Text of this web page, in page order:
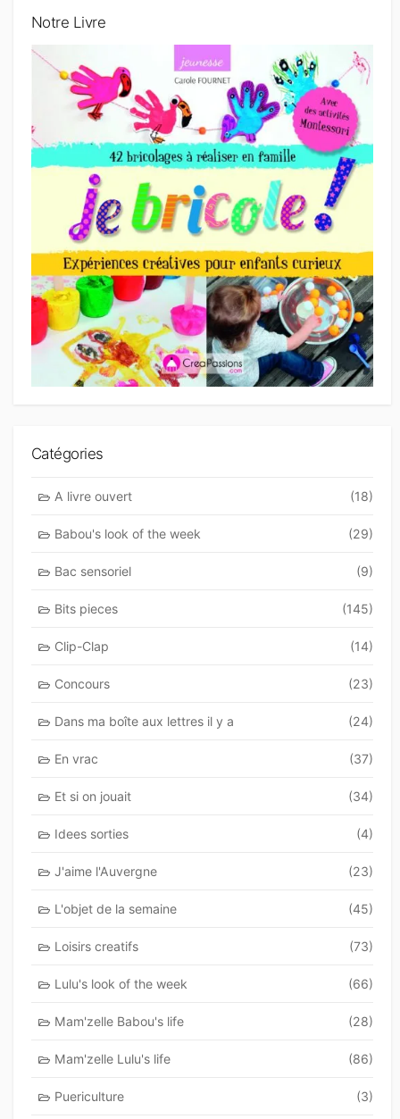
Notre Livre
Catégories
A livre ouvert (18)
Babou's look of the week (29)
Bac sensoriel (9)
Bits pieces (145)
Clip-Clap (14)
Concours (23)
Dans ma boîte aux lettres il y a (24)
En vrac (37)
Et si on jouait (34)
Idees sorties (4)
J'aime l'Auvergne (23)
L'objet de la semaine (45)
Loisirs creatifs (73)
Lulu's look of the week (66)
Mam'zelle Babou's life (28)
Mam'zelle Lulu's life (86)
Puericulture (3)